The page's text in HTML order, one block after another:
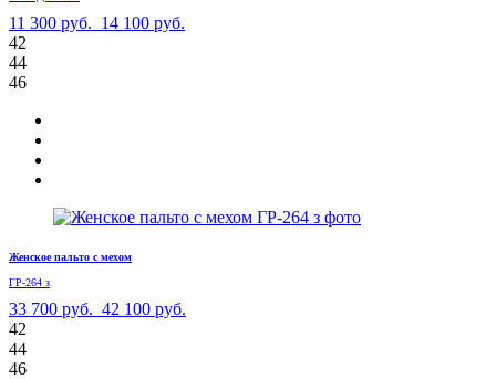
11 300 руб. 14 100 руб.
42
44
46
Женское пальто с мехом
ГР-264 з
33 700 руб. 42 100 руб.
42
44
46